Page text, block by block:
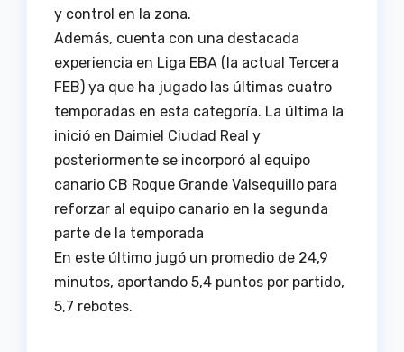
y control en la zona.
Además, cuenta con una destacada
experiencia en Liga EBA (la actual Tercera
FEB) ya que ha jugado las últimas cuatro
temporadas en esta categoría. La última la
inició en Daimiel Ciudad Real y
posteriormente se incorporó al equipo
canario CB Roque Grande Valsequillo para
reforzar al equipo canario en la segunda
parte de la temporada
En este último jugó un promedio de 24,9
minutos, aportando 5,4 puntos por partido,
5,7 rebotes.